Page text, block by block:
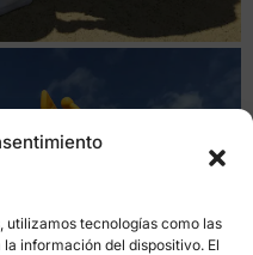
tecnologías como las
información del dispositivo. El